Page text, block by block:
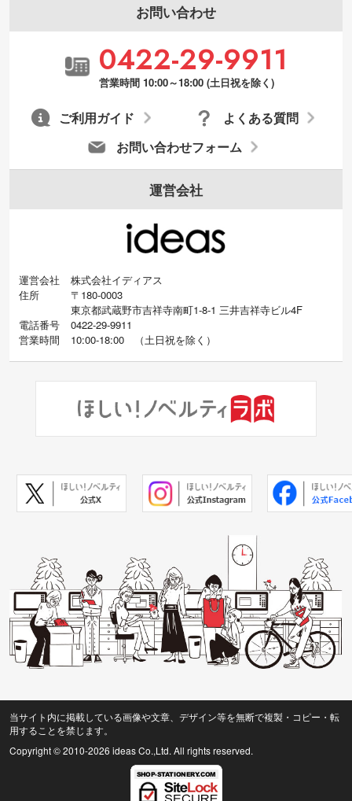
お問い合わせ
0422-29-9911
営業時間 10:00～18:00 (土日祝を除く)
お問い合わせフォーム
よくある質問
ご利用ガイド
運営会社
運営会社
株式会社イディアス
住所
〒180-0003
東京都武蔵野市吉祥寺南町1-8-1 三井吉祥寺ビル4F
電話番号
0422-29-9911
営業時間
10:00-18:00 （土日祝を除く）
当サイト内に掲載している画像や文章、デザイン等を無断で複製・コピー・転
用することを禁じます。
Copyright © 2010-2026 ideas Co.,Ltd. All rights reserved.